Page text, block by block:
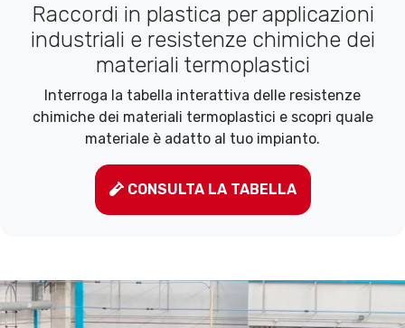
Raccordi in plastica per applicazioni
industriali e resistenze chimiche dei
materiali termoplastici
Interroga la tabella interattiva delle resistenze
chimiche dei materiali termoplastici e scopri quale
materiale è adatto al tuo impianto.
CONSULTA LA TABELLA